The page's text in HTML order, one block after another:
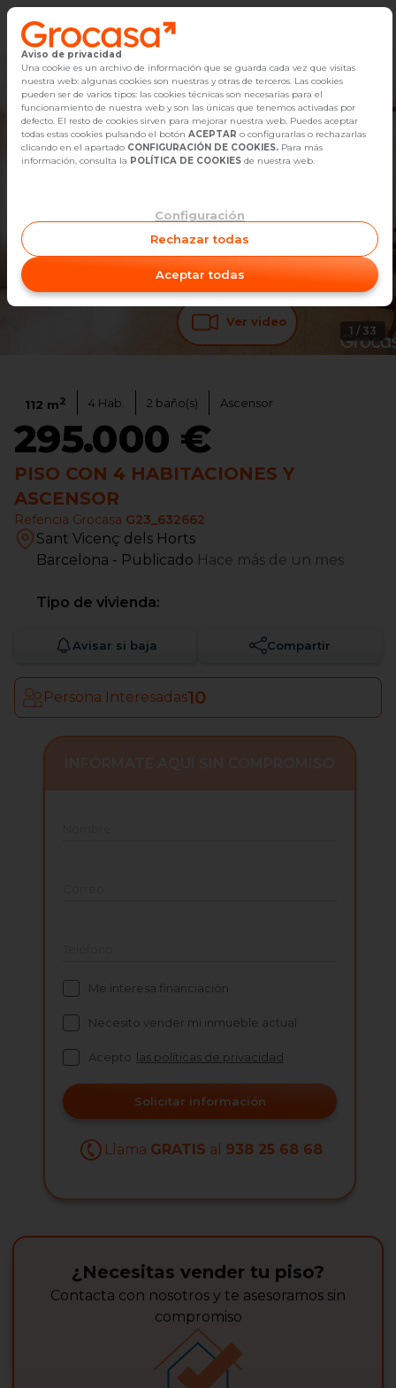
Vender
Buscar Inmuebles
Alquiler
Empleo
Oficinas
Contacto
Ver video
1 / 33
112 m2 4 Hab. 2 baño(s) Ascensor
295.000 €
PISO CON 4 HABITACIONES Y
ASCENSOR
Refencia Grocasa G23_632662
Sant Vicenç dels Horts
Barcelona - Publicado Hace más de un mes
Tipo de vivienda:
Avisar si baja Compartir
Persona Interesadas10
Me interesa financiación
Necesito vender mi inmueble actual
Acepto las políticas de privacidad
Solicitar información
Llama GRATIS al 938 25 68 68
¿Necesitas vender tu piso?
Contacta con nosotros y te asesoramos sin
compromiso
Aviso de privacidad
Una cookie es un archivo de información que se guarda cada vez que visitas
nuestra web: algunas cookies son nuestras y otras de terceros. Las cookies
pueden ser de varios tipos: las cookies técnicas son necesarias para el
funcionamiento de nuestra web y son las únicas que tenemos activadas por
defecto. El resto de cookies sirven para mejorar nuestra web. Puedes aceptar
todas estas cookies pulsando el botón ACEPTAR o configurarlas o rechazarlas
clicando en el apartado CONFIGURACIÓN DE COOKIES. Para más
información, consulta la POLÍTICA DE COOKIES de nuestra web.
Configuración
Rechazar todas
Aceptar todas